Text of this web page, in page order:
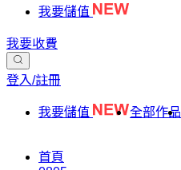
我要儲值
我要收費
登入/註冊
我要儲值 全部作品
首頁